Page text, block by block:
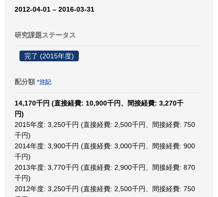
2012-04-01 – 2016-03-31
研究課題ステータス
完了 (2015年度)
配分額 *注記
14,170千円 (直接経費: 10,900千円、間接経費: 3,270千
円)
2015年度: 3,250千円 (直接経費: 2,500千円、間接経費: 750
千円)
2014年度: 3,900千円 (直接経費: 3,000千円、間接経費: 900
千円)
2013年度: 3,770千円 (直接経費: 2,900千円、間接経費: 870
千円)
2012年度: 3,250千円 (直接経費: 2,500千円、間接経費: 750